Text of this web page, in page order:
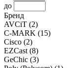
до
Бренд
AVCiT (2)
C-MARK (15)
Cisco (2)
EZCast (8)
GeChic (3)